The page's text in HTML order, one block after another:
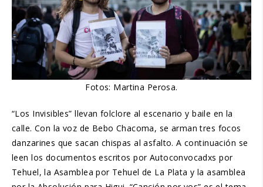
Fotos: Martina Perosa.
“Los Invisibles” llevan folclore al escenario y baile en la
calle. Con la voz de Bebo Chacoma, se arman tres focos
danzarines que sacan chispas al asfalto. A continuación se
leen los documentos escritos por Autoconvocadxs por
Tehuel, la Asamblea por Tehuel de La Plata y la asamblea